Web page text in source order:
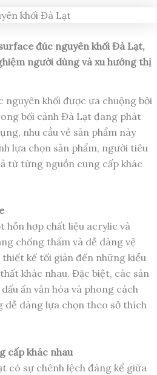
đúc nguyên khối Đà Lạt,
người dùng và xu hướng thị
khối được ưa chuộng bởi
bối cảnh Đà Lạt đang phát
nhu cầu về sản phẩm này
lựa chọn sản phẩm, người tiêu
từ từng nguồn cung cấp khác
hỗn hợp chất liệu acrylic và
chống thấm và dễ dàng vệ
kế tối giản đến những kiểu
khác nhau. Đặc biệt, các sản
ấn văn hóa và phong cách
dễ dàng lựa chọn theo sở thích
cấp khác nhau
có sự chênh lệch đáng kể giữa